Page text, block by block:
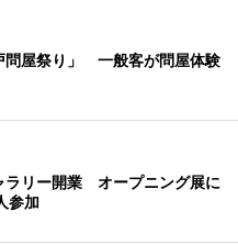
問屋祭り」 一般客が問屋体験
ラリー開業 オープニング展に
参加